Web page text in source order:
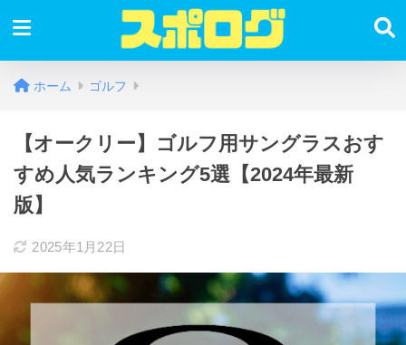
ホーム ゴルフ
【オークリー】ゴルフ用サングラスおす
すめ人気ランキング5選【2024年最新
版】
2025年1月22日